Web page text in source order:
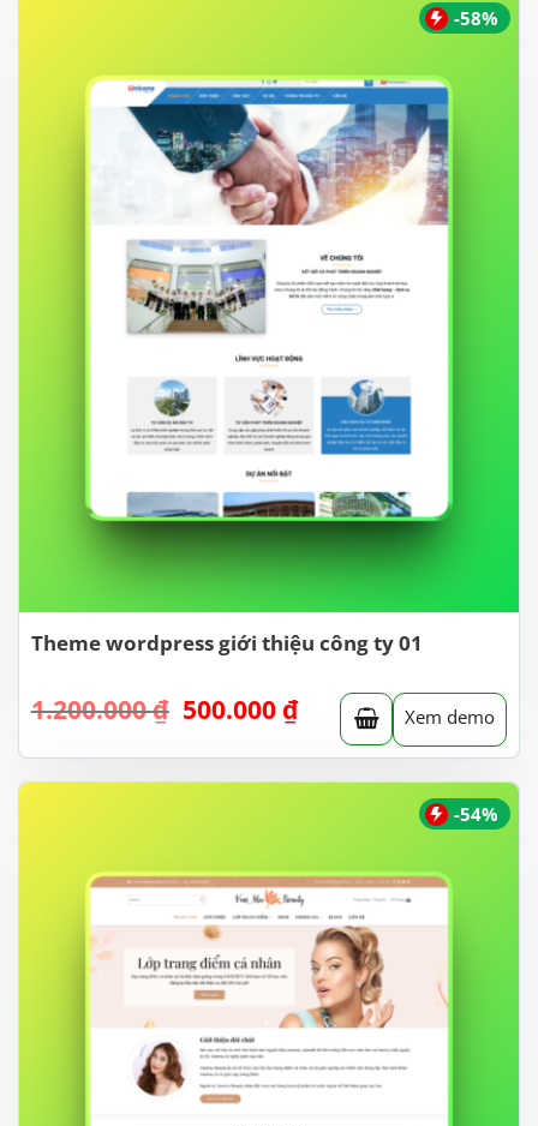
-58%
Theme wordpress giới thiệu công ty 01
1.200.000₫ Giá
là:
1.200.000 ₫.
500.000 ₫Giá
hiện
tại
là:
Xem demo
-54%